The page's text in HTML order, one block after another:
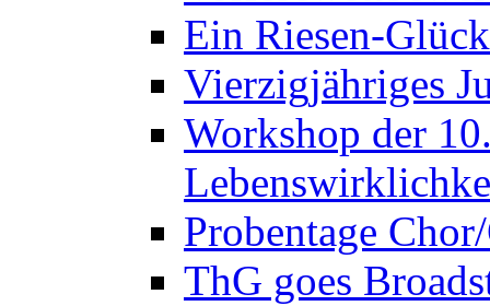
Ein Riesen-
Vierzigjähriges
Workshop der
Probentage
ThG goes